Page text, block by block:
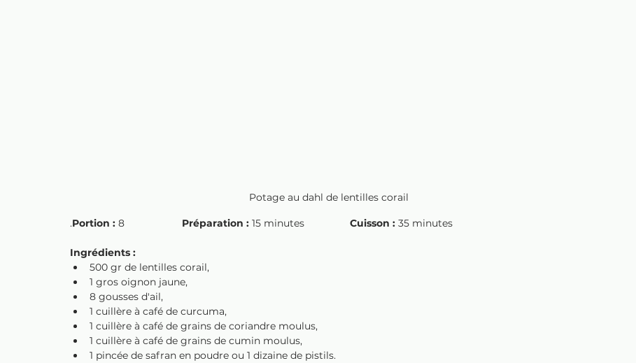
Potage au dahl de lentilles corail
.Portion : Préparation : Cuisson : 35 minutes
Ingrédients :
500 gr de lentilles corail,
1 gros oignon jaune,
8 gousses d'ail,
1 cuillère à café de curcuma,
1 cuillère à café de grains de coriandre moulus,
1 cuillère à café de grains de cumin moulus,
1 pincée de safran en poudre ou 1 dizaine de pistils.